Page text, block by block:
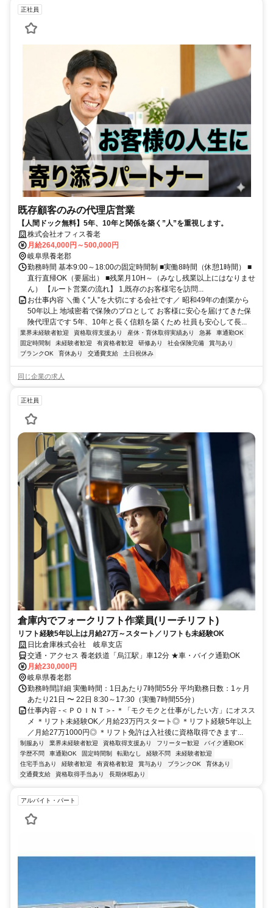
正社員
既存顧客のみの代理店営業
【人間ドック無料】5年、10年と関係を築く”人”を重視します。
株式会社オフィス養老
月給264,000円～500,000円
岐阜県養老郡
勤務時間 基本9:00～18:00の固定時間制 ■実働8時間（休憩1時間） ■
直行直帰OK（要届出） ■残業月10H～（みなし残業以上にはなりませ
ん） 【ルート営業の流れ】 1,既存のお客様宅を訪問...
お仕事内容 ＼働く”人”を大切にする会社です／ 昭和49年の創業から
50年以上 地域密着で保険のプロとして お客様に安心を届けてきた保
険代理店です 5年、10年と長く信頼を築くため 社員も安心して長...
業界未経験者歓迎 資格取得支援あり 産休・育休取得実績あり 急募
車通勤OK
固定時間制
未経験者歓迎 有資格者歓迎 研修あり 社会保険完備
賞与あり
ブランクOK
育休あり 交通費支給 土日祝休み
同じ企業の求人
正社員
倉庫内でフォークリフト作業員(リーチリフト)
リフト経験5年以上は月給27万～スタート／リフトも未経験OK
日比倉庫株式会社 岐阜支店
交通・アクセス 養老鉄道「烏江駅」車12分 ★車・バイク通勤OK
月給230,000円
岐阜県養老郡
勤務時間詳細 実働時間：1日あたり7時間55分 平均勤務日数：1ヶ月
あたり21日 〜 22日 8:30～17:30（実働7時間55分）
仕事内容 -＜ＰＯＩＮＴ＞- ＊「モクモクと仕事がしたい方」にオスス
メ ＊リフト未経験OK／月給23万円スタート◎ ＊リフト経験5年以上
／月給27万1000円◎ ＊リフト免許は入社後に資格取得できます...
制服あり 業界未経験者歓迎 資格取得支援あり フリーター歓迎
バイク通勤OK
学歴不問
車通勤OK 固定時間制 転勤なし 経験不問
未経験者歓迎
住宅手当あり
経験者歓迎 有資格者歓迎 賞与あり ブランクOK
育休あり
交通費支給
資格取得手当あり 長期休暇あり
アルバイト・パート